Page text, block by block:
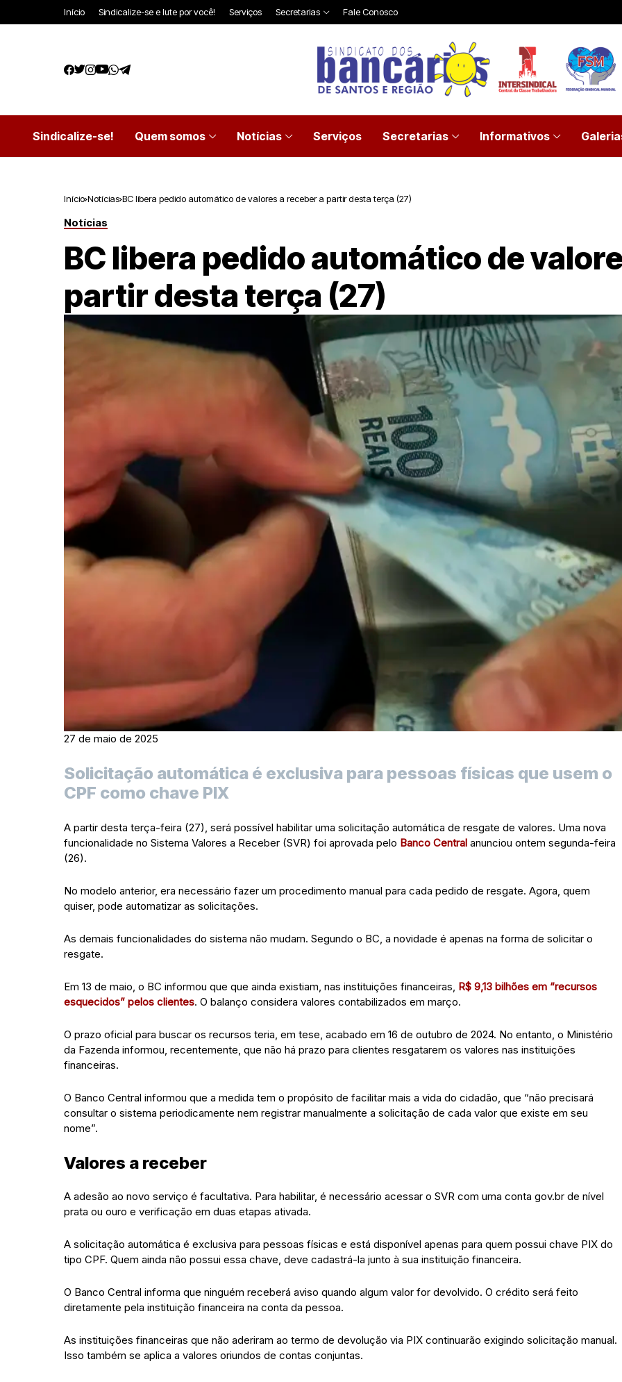
Início Sindicalize-se e lute por você! Serviços Secretarias Fale Conosco
Sindicalize-se! Quem somos Notícias Serviços Secretarias Informativos
Início Notícias BC libera pedido automático de valores a receber a partir desta terça (27)
Notícias
BC libera pedido automático de
partir desta terça (27)
27 de maio de 2025
Solicitação automática é exclusiva para pessoas físicas que usem o
CPF como chave PIX
A partir desta terça-feira (27), será possível habilitar uma solicitação automática de resgate de valores. Uma nova
funcionalidade no Sistema Valores a Receber (SVR) foi aprovada pelo Banco Central anunciou ontem segunda-feira
(26).
No modelo anterior, era necessário fazer um procedimento manual para cada pedido de resgate. Agora, quem
quiser, pode automatizar as solicitações.
As demais funcionalidades do sistema não mudam. Segundo o BC, a novidade é apenas na forma de solicitar o
resgate.
Em 13 de maio, o BC informou que que ainda existiam, nas instituições financeiras, R$ 9,13 bilhões em “recursos
esquecidos” pelos clientes. O balanço considera valores contabilizados em março.
O prazo oficial para buscar os recursos teria, em tese, acabado em 16 de outubro de 2024. No entanto, o Ministério
da Fazenda informou, recentemente, que não há prazo para clientes resgatarem os valores nas instituições
financeiras.
O Banco Central informou que a medida tem o propósito de facilitar mais a vida do cidadão, que “não precisará
consultar o sistema periodicamente nem registrar manualmente a solicitação de cada valor que existe em seu
nome”.
Valores a receber
A adesão ao novo serviço é facultativa. Para habilitar, é necessário acessar o SVR com uma conta gov.br de nível
prata ou ouro e verificação em duas etapas ativada.
A solicitação automática é exclusiva para pessoas físicas e está disponível apenas para quem possui chave PIX do
tipo CPF. Quem ainda não possui essa chave, deve cadastrá-la junto à sua instituição financeira.
O Banco Central informa que ninguém receberá aviso quando algum valor for devolvido. O crédito será feito
diretamente pela instituição financeira na conta da pessoa.
As instituições financeiras que não aderiram ao termo de devolução via PIX continuarão exigindo solicitação manual.
Isso também se aplica a valores oriundos de contas conjuntas.